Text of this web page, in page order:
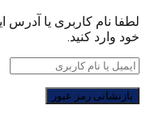
لطفا نام کاربری یا آدرس
خود وارد کنید.